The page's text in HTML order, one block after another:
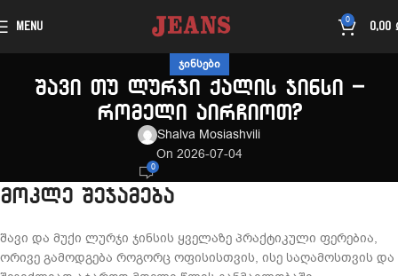
MENU
0
0,00
ᲯᲘᲜᲡᲔᲑᲘ
შავი თუ ლურჯი ქალის ჯინსი –
რომელი აირჩიოთ?
Shalva Mosiashvili
On 2026-07-04
0
მოკლე შეჯამება
შავი და მუქი ლურჯი ჯინსის ყველაზე პრაქტიკული ფერებია,
ორივე გამოდგება როგორც ოფისისთვის, ისე საღამოსთვის და